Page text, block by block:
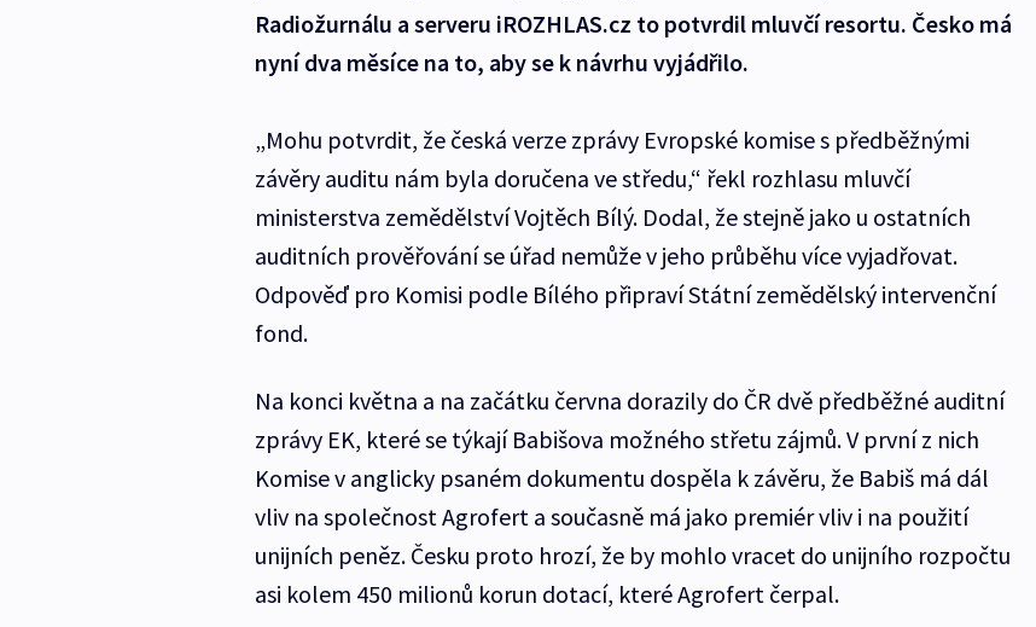
Radiožurnálu a serveru iROZHLAS.cz to potvrdil mluvčí resortu. Česko má
nyní dva měsíce na to, aby se k návrhu vyjádřilo.
„Mohu potvrdit, že česká verze zprávy Evropské komise s předběžnými
závěry auditu nám byla doručena ve středu,“ řekl rozhlasu mluvčí
ministerstva zemědělství Vojtěch Bílý. Dodal, že stejně jako u ostatních
auditních prověřování se úřad nemůže v jeho průběhu více vyjadřovat.
Odpověď pro Komisi podle Bílého připraví Státní zemědělský intervenční
fond.
Na konci května a na začátku června dorazily do ČR dvě předběžné auditní
zprávy EK, které se týkají Babišova možného střetu zájmů. V první z nich
Komise v anglicky psaném dokumentu dospěla k závěru, že Babiš má dál
vliv na společnost Agrofert a současně má jako premiér vliv i na použití
unijních peněz. Česku proto hrozí, že by mohlo vracet do unijního rozpočtu
asi kolem 450 milionů korun dotací, které Agrofert čerpal.